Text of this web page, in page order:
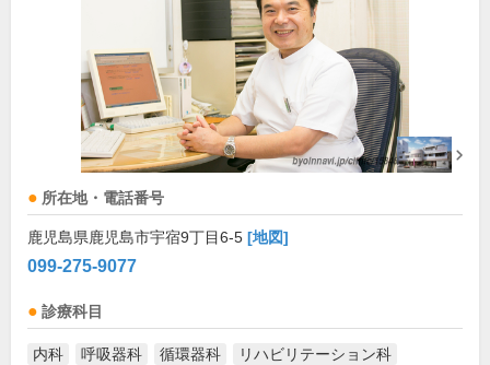
所在地・電話番号
鹿児島県鹿児島市宇宿9丁目6-5 [地図]
099-275-9077
診療科目
内科 呼吸器科 循環器科 リハビリテーション科